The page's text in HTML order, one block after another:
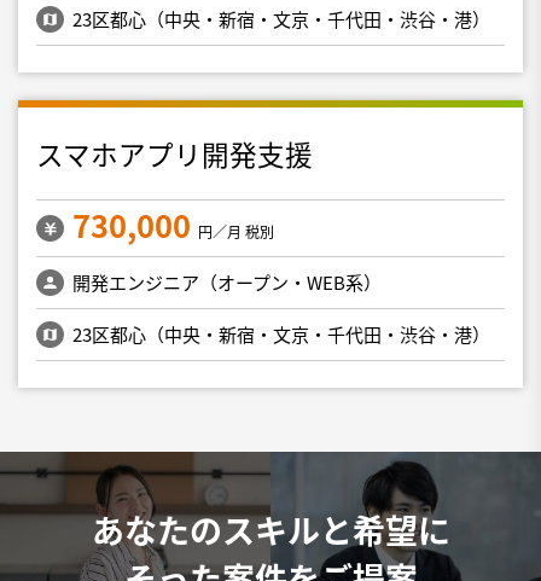
23区都心（中央・新宿・文京・千代田・渋谷・港）
スマホアプリ開発支援
730,000 円／月 税別
開発エンジニア（オープン・WEB系）
23区都心（中央・新宿・文京・千代田・渋谷・港）
あなたのスキルと希望に